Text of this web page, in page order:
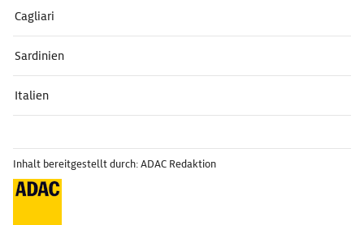
Cagliari
Sardinien
Italien
Inhalt bereitgestellt durch: ADAC Redaktion